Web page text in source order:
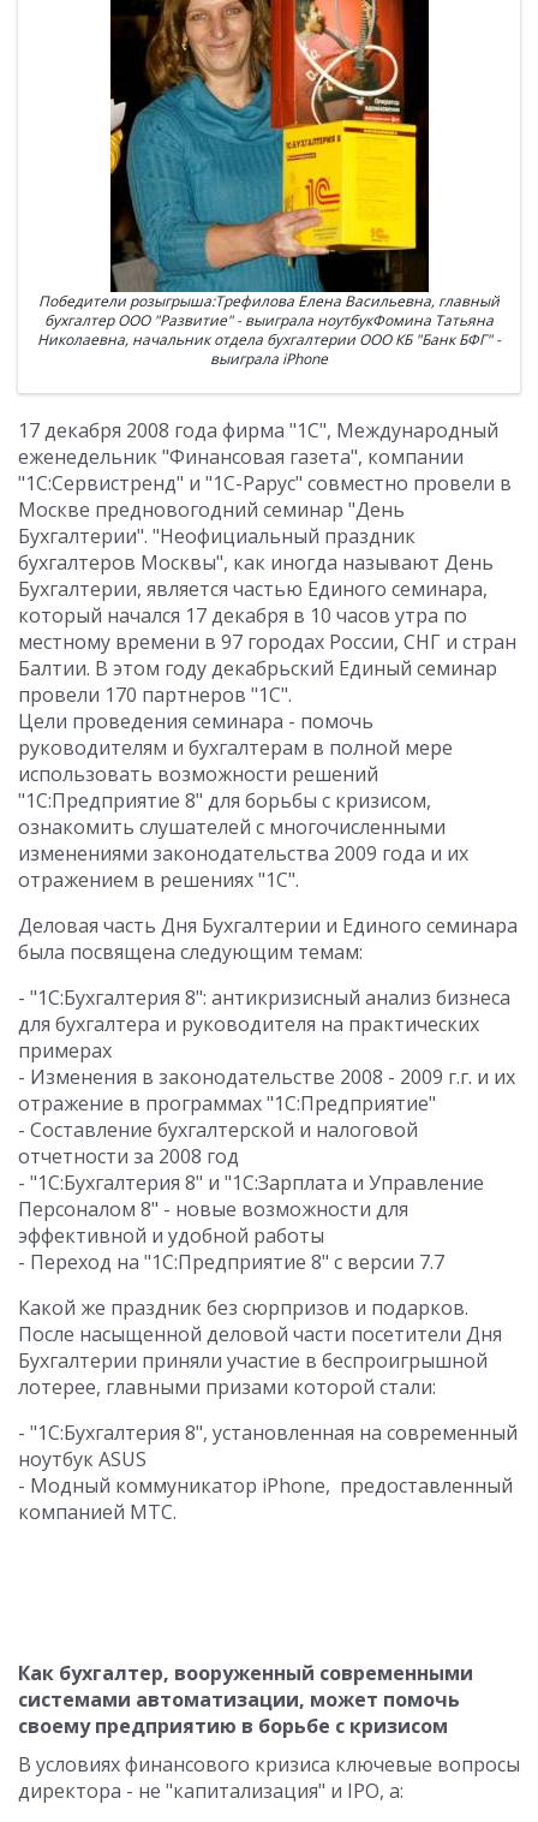
Победители розыгрыша:Трефилова Елена Васильевна, главный
бухгалтер ООО "Развитие" - выиграла ноутбукФомина Татьяна
Николаевна, начальник отдела бухгалтерии ООО КБ "Банк БФГ" -
выиграла iPhone
17 декабря 2008 года фирма "1С", Международный
еженедельник "Финансовая газета", компании
"1С:Сервистренд" и "1С-Рарус" совместно провели в
Москве предновогодний семинар "День
Бухгалтерии". "Неофициальный праздник
бухгалтеров Москвы", как иногда называют День
Бухгалтерии, является частью Единого семинара,
который начался 17 декабря в 10 часов утра по
местному времени в 97 городах России, СНГ и стран
Балтии. В этом году декабрьский Единый семинар
провели 170 партнеров "1С".
Цели проведения семинара - помочь
руководителям и бухгалтерам в полной мере
использовать возможности решений
"1С:Предприятие 8" для борьбы с кризисом,
ознакомить слушателей с многочисленными
изменениями законодательства 2009 года и их
отражением в решениях "1С".
Деловая часть Дня Бухгалтерии и Единого семинара
была посвящена следующим темам:
- "1С:Бухгалтерия 8": антикризисный анализ бизнеса
для бухгалтера и руководителя на практических
примерах
- Изменения в законодательстве 2008 - 2009 г.г. и их
отражение в программах "1С:Предприятие"
- Составление бухгалтерской и налоговой
отчетности за 2008 год
- "1С:Бухгалтерия 8" и "1С:Зарплата и Управление
Персоналом 8" - новые возможности для
эффективной и удобной работы
- Переход на "1С:Предприятие 8" с версии 7.7
Какой же праздник без сюрпризов и подарков.
После насыщенной деловой части посетители Дня
Бухгалтерии приняли участие в беспроигрышной
лотерее, главными призами которой стали:
- "1С:Бухгалтерия 8", установленная на современный
ноутбук ASUS
- Модный коммуникатор iPhone, предоставленный
компанией МТС.
Как бухгалтер, вооруженный современными
системами автоматизации, может помочь
своему предприятию в борьбе с кризисом
В условиях финансового кризиса ключевые вопросы
директора - не "капитализация" и IPO, а: